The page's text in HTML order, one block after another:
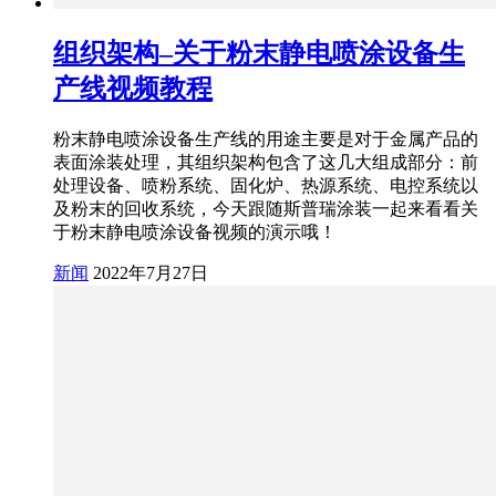
组织架构–关于粉末静电喷涂设备生
产线视频教程
粉末静电喷涂设备生产线的用途主要是对于金属产品的
表面涂装处理，其组织架构包含了这几大组成部分：前
处理设备、喷粉系统、固化炉、热源系统、电控系统以
及粉末的回收系统，今天跟随斯普瑞涂装一起来看看关
于粉末静电喷涂设备视频的演示哦！
新闻 2022年7月27日